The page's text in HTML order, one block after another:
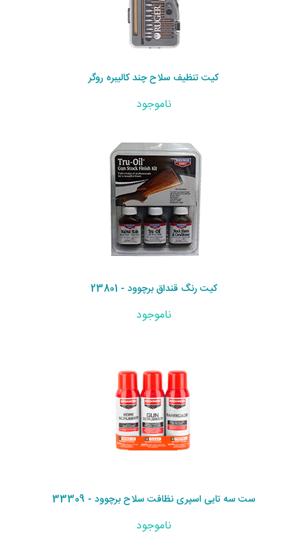
کیت تنظیف سلاح چند کالیبره روگر
ناموجود
کیت رنگ قنداق برچوود - 23801
ناموجود
ست سه تایی اسپری نظافت سلاح برچوود - 33309
ناموجود